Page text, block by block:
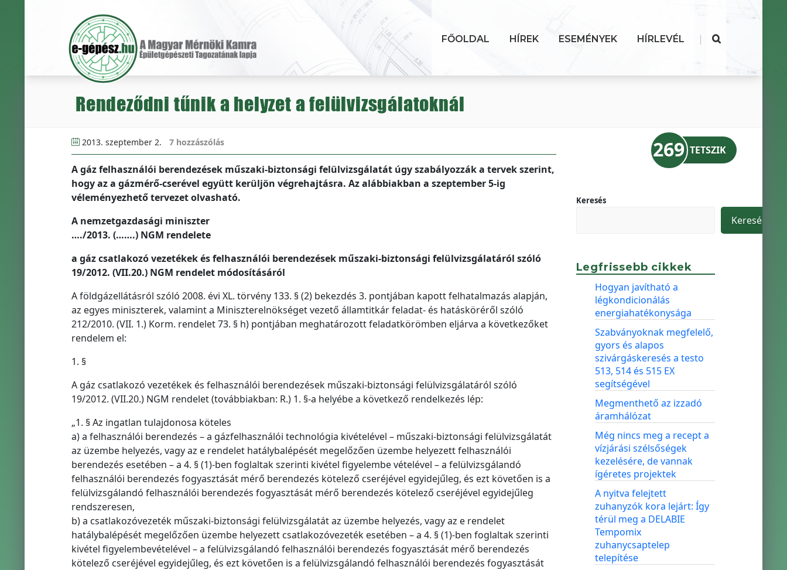
FŐOLDAL HÍREK ESEMÉNYEK HÍRLEVÉL |
Rendeződni tűnik a helyzet a felülvizsgálatoknál
2013. szeptember 2. 7 hozzászólás
A gáz felhasználói berendezések műszaki-biztonsági felülvizsgálatát úgy szabályozzák a tervek szerint,
hogy az a gázmérő-cserével együtt kerüljön végrehajtásra. Az alábbiakban a szeptember 5-ig
véleményezhető tervezet olvasható.
A nemzetgazdasági miniszter
…./2013. (…….) NGM rendelete
a gáz csatlakozó vezetékek és felhasználói berendezések műszaki-biztonsági felülvizsgálatáról szóló
19/2012. (VII.20.) NGM rendelet módosításáról
A földgázellátásról szóló 2008. évi XL. törvény 133. § (2) bekezdés 3. pontjában kapott felhatalmazás alapján,
az egyes miniszterek, valamint a Miniszterelnökséget vezető államtitkár feladat- és hatásköréről szóló
212/2010. (VII. 1.) Korm. rendelet 73. § h) pontjában meghatározott feladatkörömben eljárva a következőket
rendelem el:
1. §
A gáz csatlakozó vezetékek és felhasználói berendezések műszaki-biztonsági felülvizsgálatáról szóló
19/2012. (VII.20.) NGM rendelet (továbbiakban: R.) 1. §-a helyébe a következő rendelkezés lép:
„1. § Az ingatlan tulajdonosa köteles
a) a felhasználói berendezés – a gázfelhasználói technológia kivételével – műszaki-biztonsági felülvizsgálatát
az üzembe helyezés, vagy az e rendelet hatálybalépését megelőzően üzembe helyezett felhasználói
berendezés esetében – a 4. § (1)-ben foglaltak szerinti kivétel figyelembe vételével – a felülvizsgálandó
felhasználói berendezés fogyasztását mérő berendezés kötelező cseréjével egyidejűleg, és ezt követően is a
felülvizsgálandó felhasználói berendezés fogyasztását mérő berendezés kötelező cseréjével egyidejűleg
rendszeresen,
b) a csatlakozóvezeték műszaki-biztonsági felülvizsgálatát az üzembe helyezés, vagy az e rendelet
hatálybalépését megelőzően üzembe helyezett csatlakozóvezeték esetében – a 4. § (1)-ben foglaltak szerinti
kivétel figyelembevételével – a felülvizsgálandó felhasználói berendezés fogyasztását mérő berendezés
kötelező cseréjével egyidejűleg, és ezt követően is a felülvizsgálandó felhasználói berendezés fogyasztását
269 TETSZIK
Keresés
Keresés
Legfrissebb cikkek
Hogyan javítható a
légkondicionálás
energiahatékonysága
Szabványoknak megfelelő,
gyors és alapos
szivárgáskeresés a testo
513, 514 és 515 EX
segítségével
Megmenthető az izzadó
áramhálózat
Még nincs meg a recept a
vízjárási szélsőségek
kezelésére, de vannak
ígéretes projektek
A nyitva felejtett
zuhanyzók kora lejárt: Így
térül meg a DELABIE
Tempomix
zuhanycsaptelep
telepítése